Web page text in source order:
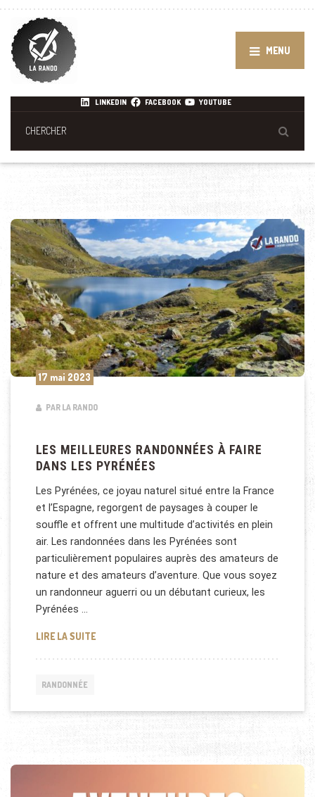
MENU
LINKEDIN FACEBOOK YOUTUBE
17 mai 2023
PAR LA RANDO
LES MEILLEURES RANDONNÉES À FAIRE
DANS LES PYRÉNÉES
Les Pyrénées, ce joyau naturel situé entre la France
et l’Espagne, regorgent de paysages à couper le
souffle et offrent une multitude d’activités en plein
air. Les randonnées dans les Pyrénées sont
particulièrement populaires auprès des amateurs de
nature et des amateurs d’aventure. Que vous soyez
un randonneur aguerri ou un débutant curieux, les
Pyrénées …
LIRE LA SUITELES MEILLEURES RANDONNÉES À FAIRE DANS LES
RANDONNÉE